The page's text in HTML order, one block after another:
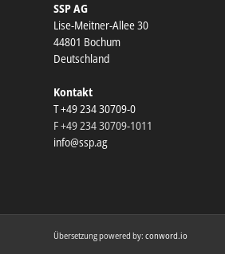
SSP AG
Lise-Meitner-Allee 30
44801 Bochum
Deutschland
Kontakt
T +49 234 30709-0
F +49 234 30709-1011
info@ssp.ag
Übersetzung powered by: conword.io